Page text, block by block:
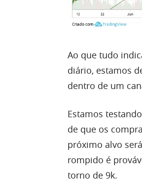
Ao que tudo
diário, estamos
dentro de um
Estamos
de que os
próximo alvo
rompido é
torno de 9k.